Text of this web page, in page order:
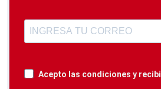
Acepto las condiciones y